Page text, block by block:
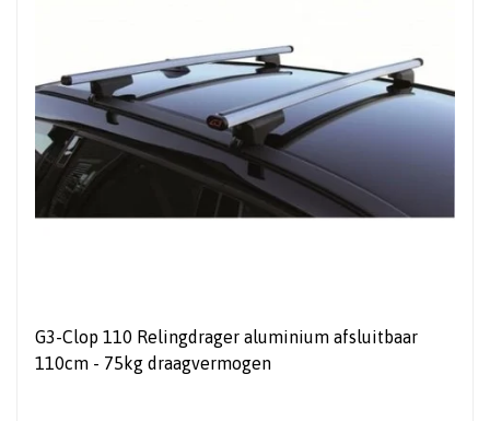
G3-Clop 110 Relingdrager aluminium afsluitbaar
110cm - 75kg draagvermogen